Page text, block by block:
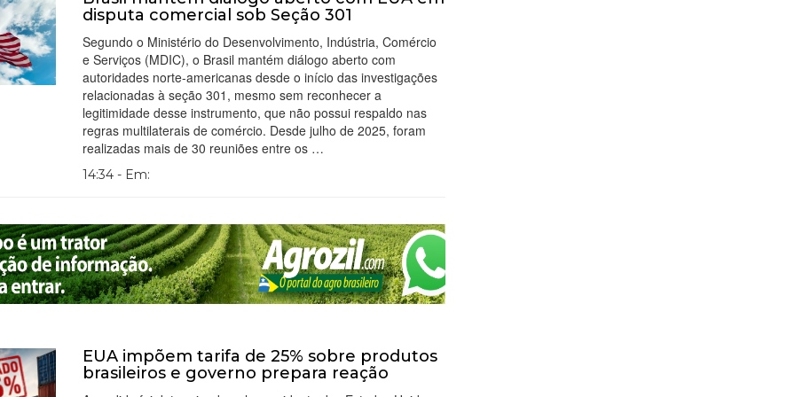
disputa comercial sob Seção 301
Segundo o Ministério do Desenvolvimento, Indústria, Comércio
e Serviços (MDIC), o Brasil mantém diálogo aberto com
autoridades norte-americanas desde o início das investigações
relacionadas à seção 301, mesmo sem reconhecer a
legitimidade desse instrumento, que não possui respaldo nas
regras multilaterais de comércio. Desde julho de 2025, foram
realizadas mais de 30 reuniões entre os …
14:34 - Em:
EUA impõem tarifa de 25% sobre produtos
brasileiros e governo prepara reação